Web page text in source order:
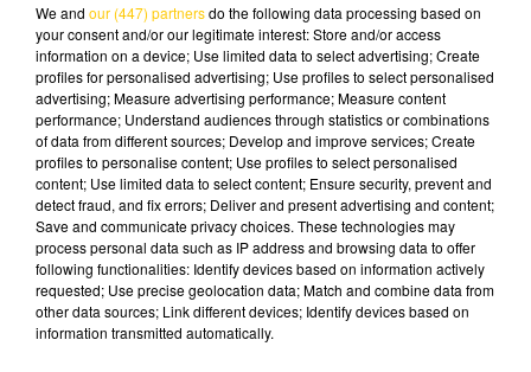
Lecture (4 min 36 sec)
10 mai 2025 - 4 min 36 sec
L'INFO DE LA LOZÈRE DU 10/05/25 À
07H30
L'info de la Lozère
We and our (447) partnersdo the following data processing based on
your consent and/or our legitimate interest: Store and/or access
information on a device; Use limited data to select advertising; Create
profiles for personalised advertising; Use profiles to select personalised
advertising; Measure advertising performance; Measure content
performance; Understand audiences through statistics or combinations
of data from different sources; Develop and improve services; Create
profiles to personalise content; Use profiles to select personalised
content; Use limited data to select content; Ensure security, prevent and
detect fraud, and fix errors; Deliver and present advertising and content;
Save and communicate privacy choices. These technologies may
process personal data such as IP address and browsing data to offer
following functionalities: Identify devices based on information actively
requested; Use precise geolocation data; Match and combine data from
other data sources; Link different devices; Identify devices based on
information transmitted automatically.